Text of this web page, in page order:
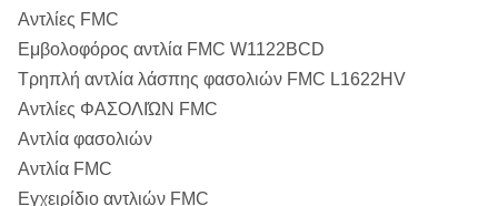
Αντλίες FMC
Εμβολοφόρος αντλία FMC W1122BCD
Τρηπλή αντλία λάσπης φασολιών FMC L1622HV
Αντλίες ΦΑΣΟΛΙΏΝ FMC
Αντλία φασολιών
Αντλία FMC
Εγχειρίδιο αντλιών FMC